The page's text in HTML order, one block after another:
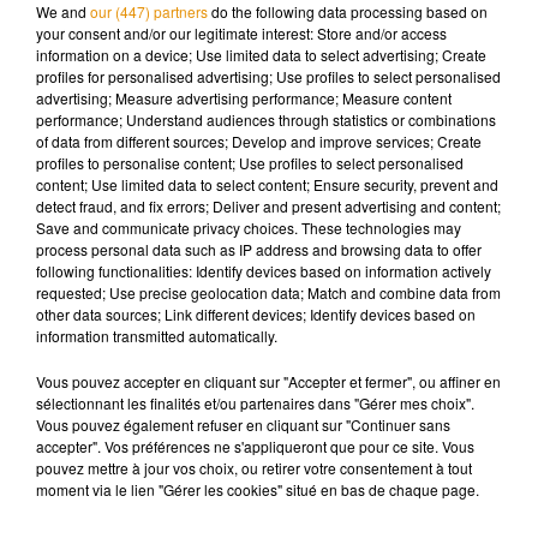
incident.
Musique
7 août 2026
Madonna sort enfin le remix de « Love
Sensation » avec Kylie Minogue
7 août 2026
Angèle et Amélie Lens dévoilent leur
collaboration tant attendue
We and our (447) partnersdo the following data processing based on
your consent and/or our legitimate interest: Store and/or access
information on a device; Use limited data to select advertising; Create
profiles for personalised advertising; Use profiles to select personalised
advertising; Measure advertising performance; Measure content
performance; Understand audiences through statistics or combinations
of data from different sources; Develop and improve services; Create
profiles to personalise content; Use profiles to select personalised
content; Use limited data to select content; Ensure security, prevent and
detect fraud, and fix errors; Deliver and present advertising and content;
Save and communicate privacy choices. These technologies may
process personal data such as IP address and browsing data to offer
following functionalities: Identify devices based on information actively
requested; Use precise geolocation data; Match and combine data from
other data sources; Link different devices; Identify devices based on
information transmitted automatically.
Vous pouvez accepter en cliquant sur "Accepter et fermer", ou affiner en
sélectionnant les finalités et/ou partenaires dans "Gérer mes choix".
Vous pouvez également refuser en cliquant sur "Continuer sans
accepter". Vos préférences ne s'appliqueront que pour ce site. Vous
pouvez mettre à jour vos choix, ou retirer votre consentement à tout
moment via le lien "Gérer les cookies" situé en bas de chaque page.